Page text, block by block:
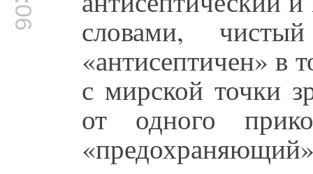
словами,
«антисептичен» в
с мирской точки
от одного